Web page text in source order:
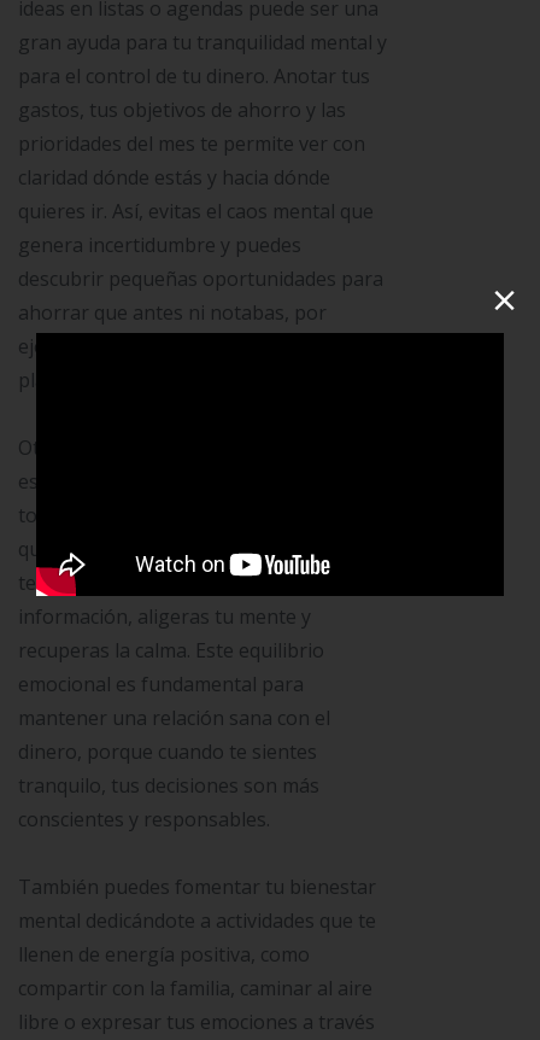
ideas en listas o agendas puede ser una
gran ayuda para tu tranquilidad mental y
para el control de tu dinero. Anotar tus
gastos, tus objetivos de ahorro y las
prioridades del mes te permite ver con
claridad dónde estás y hacia dónde
quieres ir. Así, evitas el caos mental que
genera incertidumbre y puedes
descubrir pequeñas oportunidades para
ahorrar que antes ni notabas, por
ejemplo, reducir gastos innecesarios o
planificar mejor tus compras.
Otra práctica importante es crear
espacios de tiempo para la desconexión
total, alejándote de pantallas y noticias
que muchas veces te saturan y llenan de
tensiones. Al liberar esa sobrecarga de
información, aligeras tu mente y
recuperas la calma. Este equilibrio
emocional es fundamental para
mantener una relación sana con el
dinero, porque cuando te sientes
tranquilo, tus decisiones son más
conscientes y responsables.
También puedes fomentar tu bienestar
mental dedicándote a actividades que te
llenen de energía positiva, como
compartir con la familia, caminar al aire
libre o expresar tus emociones a través
×